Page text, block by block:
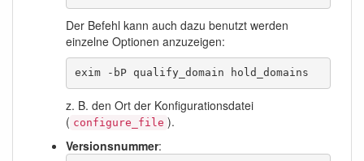
Der Befehl kann auch dazu benutzt werden
einzelne Optionen anzuzeigen:
exim -bP qualify_domain hold_domains
z. B. den Ort der Konfigurationsdatei
( configure_file ).
Versionsnummer: